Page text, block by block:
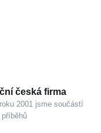
česká firma
2001 jsme součástí